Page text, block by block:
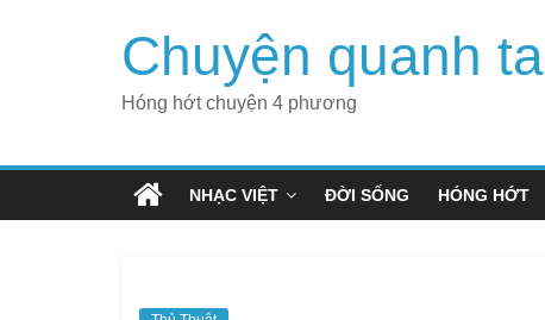
Chuyện quanh ta
Hóng hớt chuyện 4 phương
NHẠC VIỆT ĐỜI SỐNG HÓNG HỚT